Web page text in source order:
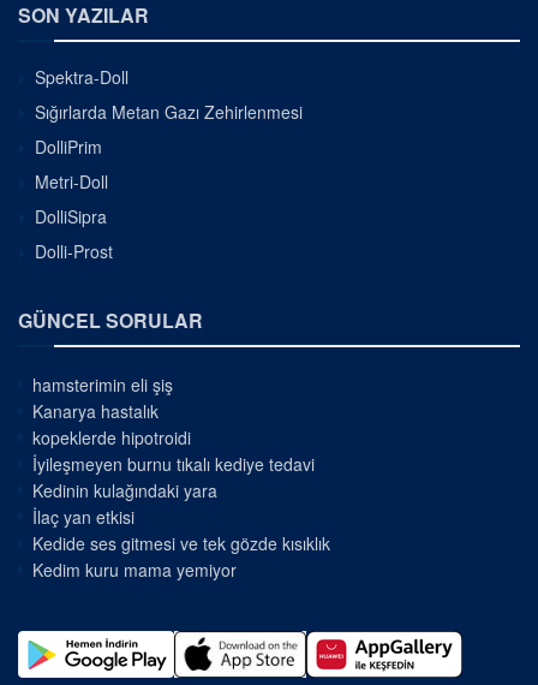
SON YAZILAR
Spektra-Doll
Sığırlarda Metan Gazı Zehirlenmesi
DolliPrim
Metri-Doll
DolliSipra
Dolli-Prost
GÜNCEL SORULAR
hamsterimin eli şiş
Kanarya hastalık
kopeklerde hipotroidi
İyileşmeyen burnu tıkalı kediye tedavi
Kedinin kulağındaki yara
İlaç yan etkisi
Kedide ses gitmesi ve tek gözde kısıklık
Kedim kuru mama yemiyor